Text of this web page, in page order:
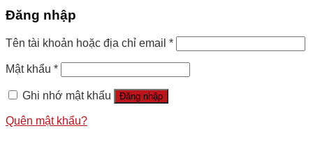
Đăng nhập
Tên tài khoản hoặc địa chỉ email *
Mật khẩu *
Ghi nhớ mật khẩu Đăng nhập
Quên mật khẩu?